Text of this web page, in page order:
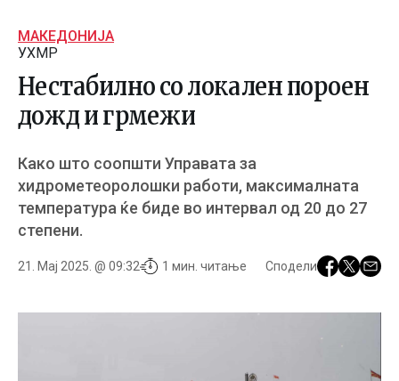
МАКЕДОНИЈА
УХМР
Нестабилно со локален пороен
дожд и грмежи
Како што соопшти Управата за
хидрометеоролошки работи, максималната
температура ќе биде во интервал од 20 до 27
степени.
21. Мај 2025. @ 09:32 1 мин. читање Сподели